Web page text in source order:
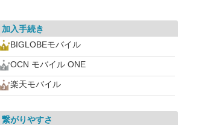
加入手続き
BIGLOBEモバイル
OCN モバイル ONE
楽天モバイル
繋がりやすさ